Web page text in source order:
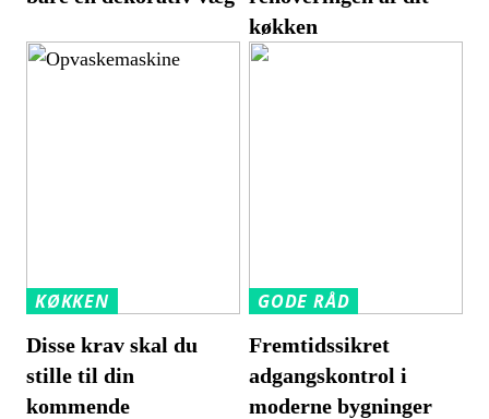
køkken
KØKKEN
Disse krav skal du
stille til din
kommende
GODE RÅD
Fremtidssikret
adgangskontrol i
moderne bygninger